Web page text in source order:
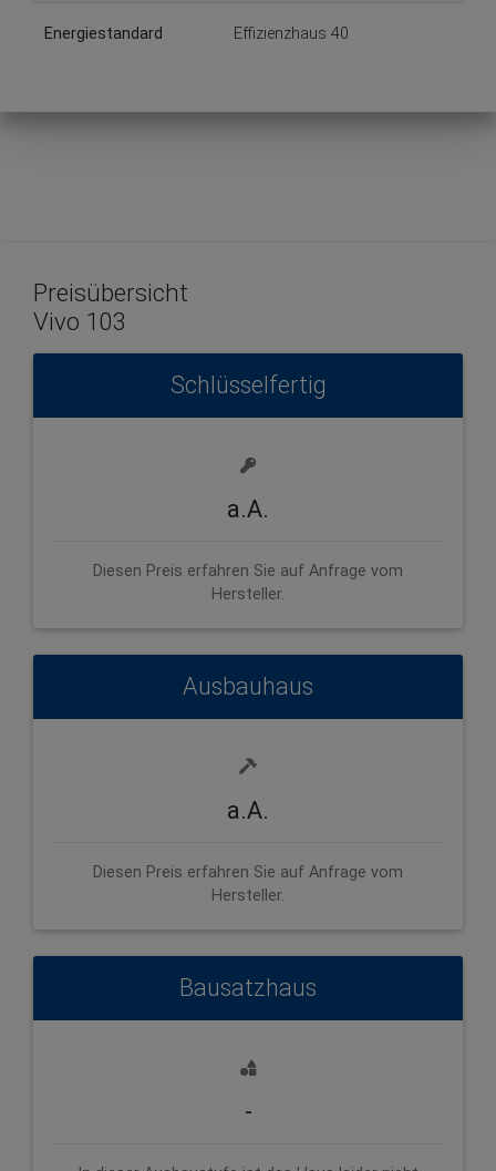
Energiestandard Effizienzhaus 40
Preisübersicht
Vivo 103
Schlüsselfertig
a.A.
Diesen Preis erfahren Sie auf Anfrage vom
Hersteller.
Ausbauhaus
a.A.
Diesen Preis erfahren Sie auf Anfrage vom
Hersteller.
Bausatzhaus
-